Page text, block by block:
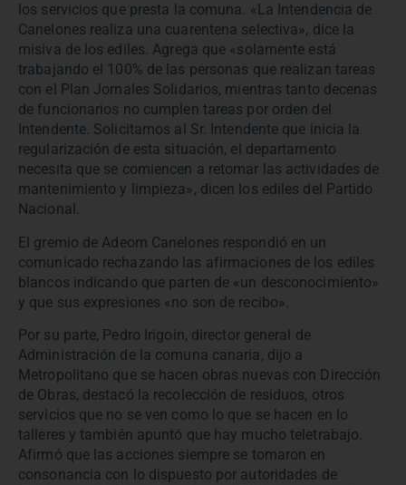
los servicios que presta la comuna. «La Intendencia de
Canelones realiza una cuarentena selectiva», dice la
misiva de los ediles. Agrega que «solamente está
trabajando el 100% de las personas que realizan tareas
con el Plan Jornales Solidarios, mientras tanto decenas
de funcionarios no cumplen tareas por orden del
Intendente. Solicitamos al Sr. Intendente que inicia la
regularización de esta situación, el departamento
necesita que se comiencen a retomar las actividades de
mantenimiento y limpieza», dicen los ediles del Partido
Nacional.
El gremio de Adeom Canelones respondió en un
comunicado rechazando las afirmaciones de los ediles
blancos indicando que parten de «un desconocimiento»
y que sus expresiones «no son de recibo».
Por su parte, Pedro Irigoin, director general de
Administración de la comuna canaria, dijo a
Metropolitano que se hacen obras nuevas con Dirección
de Obras, destacó la recolección de residuos, otros
servicios que no se ven como lo que se hacen en lo
talleres y también apuntó que hay mucho teletrabajo.
Afirmó que las acciones siempre se tomaron en
consonancia con lo dispuesto por autoridades de